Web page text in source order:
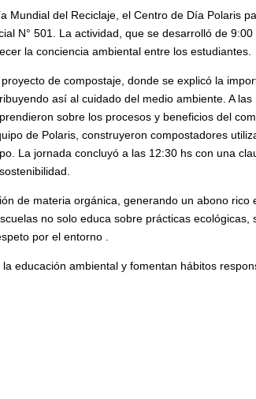
Mundial del Reciclaje, el Centro de Día Polaris
N° 501. La actividad, que se desarrolló de 9:00
la conciencia ambiental entre los estudiantes.
de compostaje, donde se explicó la
así al cuidado del medio ambiente. A las
sobre los procesos y beneficios del
de Polaris, construyeron compostadores
La jornada concluyó a las 12:30 hs con una
de materia orgánica, generando un abono rico
no solo educa sobre prácticas ecológicas,
por el entorno .
educación ambiental y fomentan hábitos